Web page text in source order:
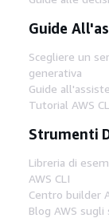
Guide
Scegliere un
generativa
Guide
Tutorial AWS
Strumenti
Libreria di
AWS CLI
Centro builder
Blog AWS